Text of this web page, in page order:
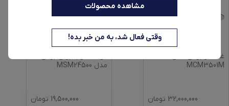
مشاهده محصولات
وقتی فعال شد، به من خبر بده!
غذاساز بوش مدل
MCM3501M
32,000,000 تومان
مدل MSM24500
19,500,000 تومان